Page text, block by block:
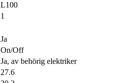
L100
1
Ja
On/Off
Ja, av behörig elektriker
27.6